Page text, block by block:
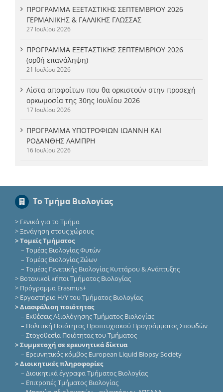
ΠΡΟΓΡΑΜΜΑ ΕΞΕΤΑΣΤΙΚΗΣ ΣΕΠΤΕΜΒΡΙΟΥ 2026
ΓΕΡΜΑΝΙΚΗΣ & ΓΑΛΛΙΚΗΣ ΓΛΩΣΣΑΣ
27 Ιουλίου 2026
ΠΡΟΓΡΑΜΜΑ ΕΞΕΤΑΣΤΙΚΗΣ ΣΕΠΤΕΜΒΡΙΟΥ 2026
(ορθή επανάληψη)
21 Ιουλίου 2026
Λίστα αποφοίτων που θα ορκιστούν στην προσεχή
ορκωμοσία της 30ης Ιουλίου 2026
17 Ιουλίου 2026
ΠΡΟΓΡΑΜΜΑ ΥΠΟΤΡΟΦΙΩΝ ΙΩΑΝΝΗ ΚΑΙ
ΡΟΔΑΝΘΗΣ ΛΑΜΠΡΗ
16 Ιουλίου 2026
Το Τμήμα Βιολογίας
> Γενικά για το Τμήμα
>Ξενάγηση στους χώρους
> Τομείς Τμήματος
– Τομέας Βιολογίας Φυτών
– Τομέας Βιολογίας Ζώων
– Τομέας Γενετικής Βιολογίας Κυττάρου & Ανάπτυξης
> Βοτανικοί κήποι Τμήματος Βιολογίας
> Πρόγραμμα Erasmus+
> Εργαστήριο Η/Υ του Τμήματος Βιολογίας
> Διασφάλιση ποιότητας
– Εκθέσεις Αξιολόγησης Τμήματος Βιολογίας
– Πολιτική Ποιότητας Προπτυχιακού Προγράμματος Σπουδών
– Στοχοθεσία Ποιότητας του Τμήματος
> Συμμετοχή σε ερευνητικά δίκτυα
– Eρευνητικός κόμβος European Liquid Biopsy Society
> Διοικητικές πληροφορίες
– Διοικητικά έγγραφα Τμήματος Βιολογίας
– Επιτροπές Τμήματος Βιολογίας